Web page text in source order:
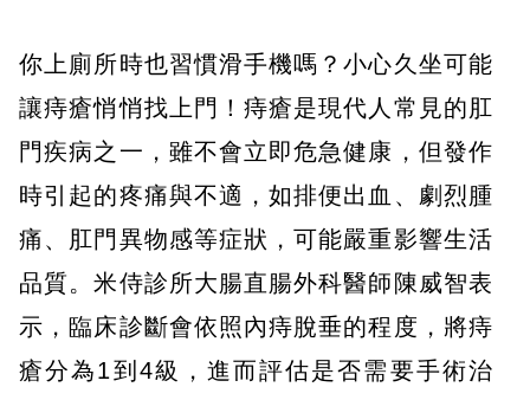
你上廁所時也習慣滑手機嗎？小心久坐可能
讓痔瘡悄悄找上門！痔瘡是現代人常見的肛
門疾病之一，雖不會立即危急健康，但發作
時引起的疼痛與不適，如排便出血、劇烈腫
痛、肛門異物感等症狀，可能嚴重影響生活
品質。米侍診所大腸直腸外科醫師陳威智表
示，臨床診斷會依照內痔脫垂的程度，將痔
瘡分為1到4級，進而評估是否需要手術治